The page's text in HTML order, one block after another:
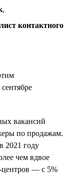
,
контактного
вакансий
по продажам.
2021 году
чем вдвое
центров — с 5%